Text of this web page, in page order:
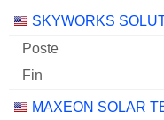
Sociétés Poste Fin
SKYWORKS
MAXEON SOLAR